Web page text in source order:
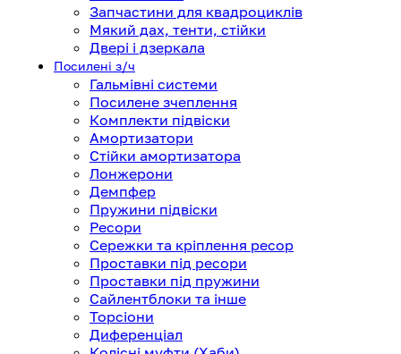
Запчастини для квадроциклів
Мякий дах, тенти, стійки
Двері і дзеркала
Посилені з/ч
Гальмівні системи
Посилене зчеплення
Комплекти підвіски
Амортизатори
Стійки амортизатора
Лонжерони
Демпфер
Пружини підвіски
Ресори
Сережки та кріплення ресор
Проставки під ресори
Проставки під пружини
Сайлентблоки та інше
Торсіони
Диференціал